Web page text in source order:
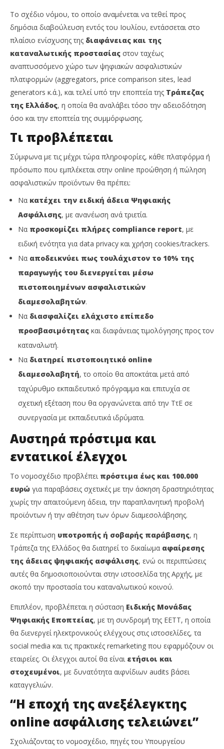
Ασφάλισης – Πρόστιμα έως και 100.000 ευρώ για
παραβάτες
2
Απριλίου,
2025
Insurance
News
Team
Το σχέδιο νόμου, το οποίο αναμένεται να τεθεί προς
δημόσια διαβούλευση εντός του Ιουλίου, εντάσσεται στο
πλαίσιο ενίσχυσης της διαφάνειας και της
καταναλωτικής προστασίας στον ταχέως
αναπτυσσόμενο χώρο των ψηφιακών ασφαλιστικών
πλατφορμών (aggregators, price comparison sites, lead
generators κ.ά.), και τελεί υπό την εποπτεία της Τράπεζας
της Ελλάδος, η οποία θα αναλάβει τόσο την αδειοδότηση
όσο και την εποπτεία της συμμόρφωσης.
Τι προβλέπεται
Σύμφωνα με τις μέχρι τώρα πληροφορίες, κάθε πλατφόρμα ή
πρόσωπο που εμπλέκεται στην online προώθηση ή πώληση
ασφαλιστικών προϊόντων θα πρέπει:
Να κατέχει την ειδική άδεια Ψηφιακής
Ασφάλισης, με ανανέωση ανά τριετία.
Να προσκομίζει πλήρες compliance report, με
ειδική ενότητα για data privacy και χρήση cookies/trackers.
Να αποδεικνύει πως τουλάχιστον το 10% της
παραγωγής του διενεργείται μέσω
πιστοποιημένων ασφαλιστικών
διαμεσολαβητών.
Να διασφαλίζει ελάχιστο επίπεδο
προσβασιμότητας και διαφάνειας τιμολόγησης προς τον
καταναλωτή.
Να διατηρεί πιστοποιητικό online
διαμεσολαβητή, το οποίο θα αποκτάται μετά από
ταχύρυθμο εκπαιδευτικό πρόγραμμα και επιτυχία σε
σχετική εξέταση που θα οργανώνεται από την ΤτΕ σε
συνεργασία με εκπαιδευτικά ιδρύματα.
Αυστηρά πρόστιμα και
εντατικοί έλεγχοι
Το νομοσχέδιο προβλέπει πρόστιμα έως και 100.000
ευρώ για παραβάσεις σχετικές με την άσκηση δραστηριότητας
χωρίς την απαιτούμενη άδεια, την παραπλανητική προβολή
προϊόντων ή την αθέτηση των όρων διαμεσολάβησης.
Σε περίπτωση υποτροπής ή σοβαρής παράβασης, η
Τράπεζα της Ελλάδος θα διατηρεί το δικαίωμα αφαίρεσης
της άδειας ψηφιακής ασφάλισης, ενώ οι περιπτώσεις
αυτές θα δημοσιοποιούνται στην ιστοσελίδα της Αρχής, με
σκοπό την προστασία του καταναλωτικού κοινού.
Επιπλέον, προβλέπεται η σύσταση Ειδικής Μονάδας
Ψηφιακής Εποπτείας, με τη συνδρομή της ΕΕΤΤ, η οποία
θα διενεργεί ηλεκτρονικούς ελέγχους στις ιστοσελίδες, τα
social media και τις πρακτικές remarketing που εφαρμόζουν οι
εταιρείες. Οι έλεγχοι αυτοί θα είναι ετήσιοι και
στοχευμένοι, με δυνατότητα αιφνίδιων audits βάσει
καταγγελιών.
“Η εποχή της ανεξέλεγκτης
online ασφάλισης τελειώνει”
Σχολιάζοντας το νομοσχέδιο, πηγές του Υπουργείου